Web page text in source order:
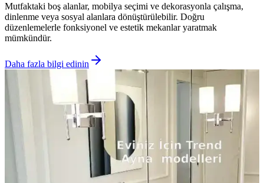
Mutfaktaki boş alanlar, mobilya seçimi ve dekorasyonla çalışma,
dinlenme veya sosyal alanlara dönüştürülebilir. Doğru
düzenlemelerle fonksiyonel ve estetik mekanlar yaratmak
mümkündür.
Daha fazla bilgi edinin